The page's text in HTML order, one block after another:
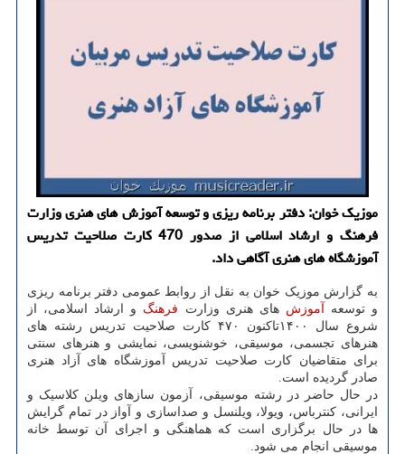
موزیک خوان: دفتر برنامه ریزی و توسعه آموزش های هنری وزارت
فرهنگ و ارشاد اسلامی از صدور 470 کارت صلاحیت تدریس
آموزشگاه های هنری آگاهی داد.
به گزارش موزیک خوان به نقل از روابط عمومی دفتر برنامه ریزی
و توسعه آموزش های هنری وزارت فرهنگ و ارشاد اسلامی، از
شروع سال ۱۴۰۰تاکنون ۴۷۰ کارت صلاحیت تدریس رشته های
هنرهای تجسمی، موسیقی، خوشنویسی، نمایشی و هنرهای سنتی
برای متقاضیان کارت صلاحیت تدریس آموزشگاه های آزاد هنری
صادر گردیده است.
در حال حاضر در رشته موسیقی، آزمون سازهای ویلن کلاسیک و
ایرانی، کنترباس، ویولا، ویلنسل و صداسازی و آواز در تمام گرایش
ها در حال برگزاری است که هماهنگی و اجرای آن توسط خانه
موسیقی انجام می شود.